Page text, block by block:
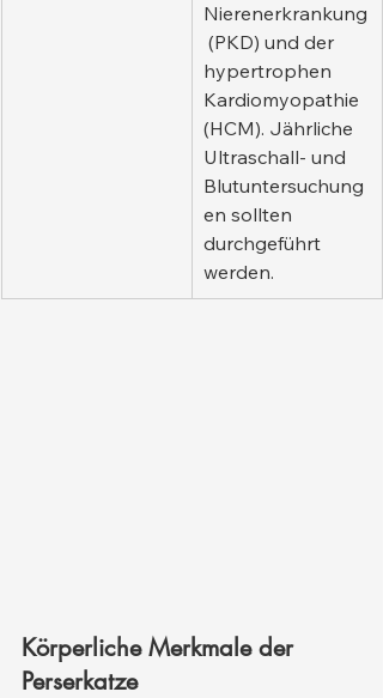
Nierenerkrankung
(PKD) und der
hypertrophen
Kardiomyopathie
(HCM). Jährliche
Ultraschall- und
Blutuntersuchung
en sollten
durchgeführt
werden.
Körperliche Merkmale der
Perserkatze